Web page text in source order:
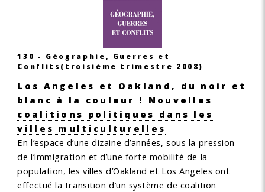
130 - Géographie, Guerres et
Conflits (troisième trimestre 2008)
Los Angeles et Oakland, du noir et
blanc à la couleur ! Nouvelles
coalitions politiques dans les
villes multiculturelles
En l’espace d’une dizaine d’années, sous la pression
de l’immigration et d’une forte mobilité de la
population, les villes d’Oakland et Los Angeles ont
effectué la transition d’un système de coalition